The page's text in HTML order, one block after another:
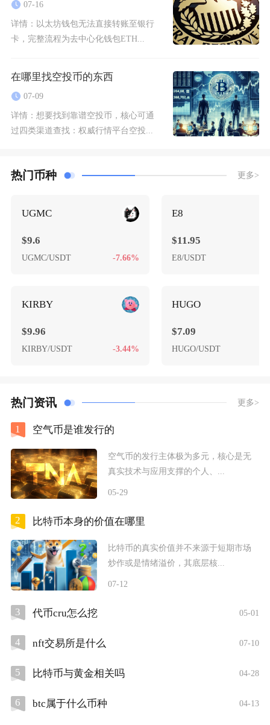
07-16
详情： 以太坊钱包无法直接转账至银行
卡，完整流程为去中心化钱包ETH...
在哪里找空投币的东西
07-09
详情： 想要找到靠谱空投币，核心可通
过四类渠道查找：权威行情平台空投...
热门币种 更多>
UGMC
$9.6
UGMC/USDT -7.66%
KIRBY
$9.96
KIRBY/USDT -3.44%
E8
$11.95
E8/USDT
HUGO
$7.09
HUGO/USDT
热门资讯 更多>
1 空气币是谁发行的
空气币的发行主体极为多元，核心是无
真实技术与应用支撑的个人、...
05-29
2 比特币本身的价值在哪里
比特币的真实价值并不来源于短期市场
炒作或是情绪溢价，其底层核...
07-12
3 代币cru怎么挖 05-01
4 nft交易所是什么 07-10
5 比特币与黄金相关吗 04-28
6 btc属于什么币种 04-13